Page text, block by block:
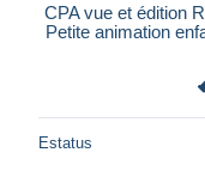
CPA vue et édition
Petite animation
Estatus